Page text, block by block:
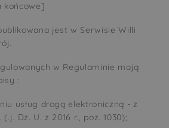
końcowe]
jest w Serwisie Willi
w Regulaminie mają
:
usług drogą elektroniczną - z
Dz. U. z 2016 r., poz. 1030);